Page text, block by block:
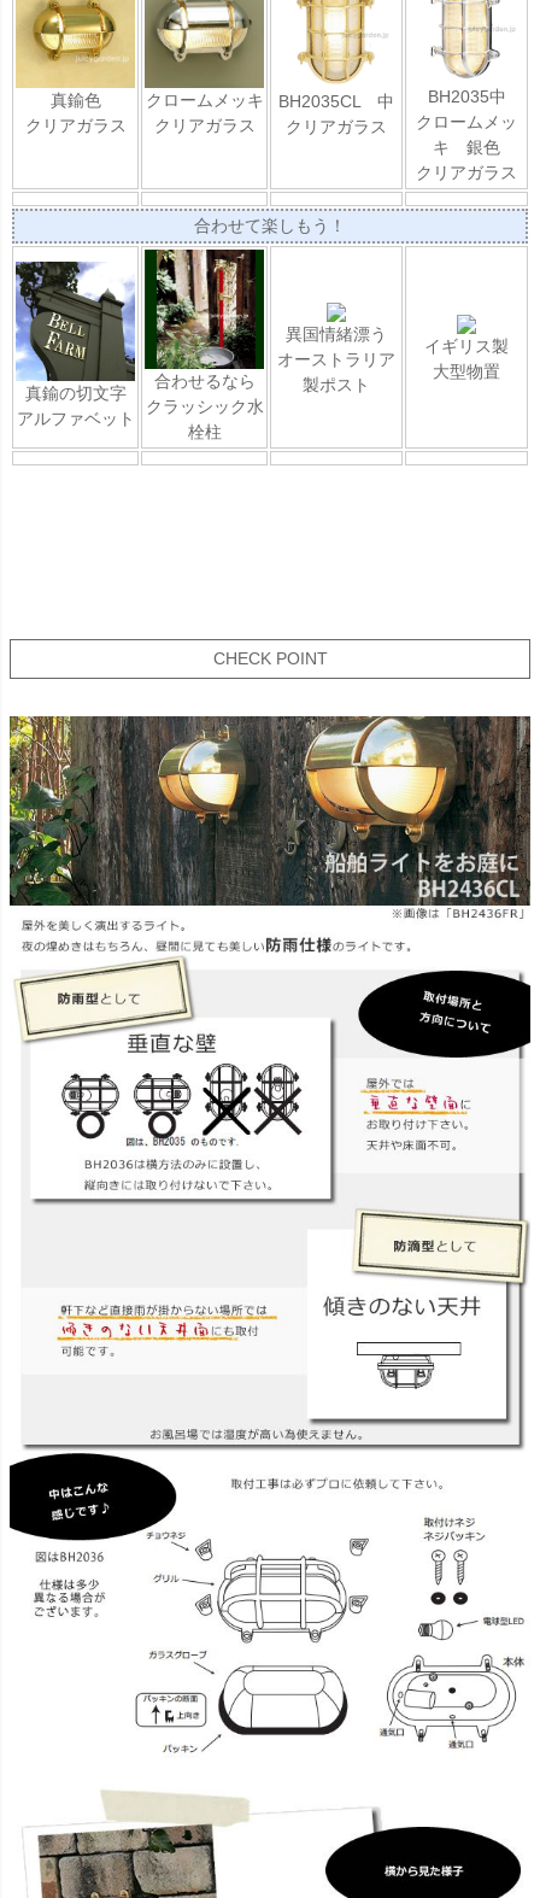
真鍮色
クリアガラス
クロームメッキ
クリアガラス
BH2035CL 中
クリアガラス
BH2035中
クロームメッ
キ 銀色
クリアガラス
合わせて楽しもう！
真鍮の切文字
アルファベット
合わせるなら
クラッシック水
栓柱
異国情緒漂う
オーストラリア
製ポスト
イギリス製
大型物置
CHECK POINT